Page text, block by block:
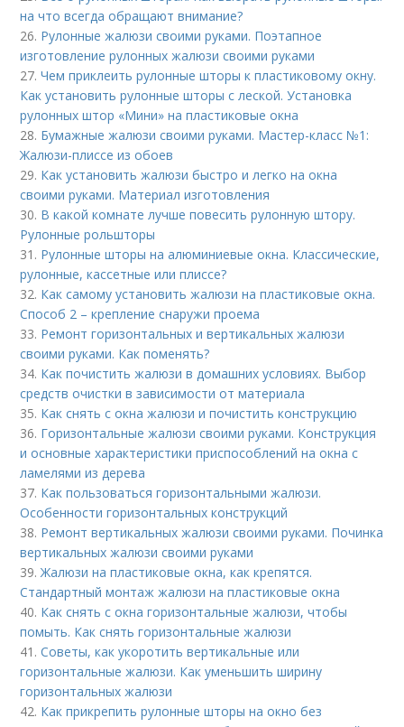
на что всегда обращают внимание?
26. Рулонные жалюзи своими руками. Поэтапное
изготовление рулонных жалюзи своими руками
27.Чем приклеить рулонные шторы к пластиковому окну.
Как установить рулонные шторы с леской. Установка
рулонных штор «Мини» на пластиковые окна
28. Бумажные жалюзи своими руками. Мастер-класс №1:
Жалюзи-плиссе из обоев
29. Как установить жалюзи быстро и легко на окна
своими руками. Материал изготовления
30. В какой комнате лучше повесить рулонную штору.
Рулонные рольшторы
31. Рулонные шторы на алюминиевые окна. Классические,
рулонные, кассетные или плиссе?
32. Как самому установить жалюзи на пластиковые окна.
Способ 2 – крепление снаружи проема
33. Ремонт горизонтальных и вертикальных жалюзи
своими руками. Как поменять?
34. Как почистить жалюзи в домашних условиях. Выбор
средств очистки в зависимости от материала
35. Как снять с окна жалюзи и почистить конструкцию
36. Горизонтальные жалюзи своими руками. Конструкция
и основные характеристики приспособлений на окна с
ламелями из дерева
37. Как пользоваться горизонтальными жалюзи.
Особенности горизонтальных конструкций
38. Ремонт вертикальных жалюзи своими руками. Починка
вертикальных жалюзи своими руками
39.Жалюзи на пластиковые окна, как крепятся.
Стандартный монтаж жалюзи на пластиковые окна
40. Как снять с окна горизонтальные жалюзи, чтобы
помыть. Как снять горизонтальные жалюзи
41.Советы, как укоротить вертикальные или
горизонтальные жалюзи. Как уменьшить ширину
горизонтальных жалюзи
42. Как прикрепить рулонные шторы на окно без